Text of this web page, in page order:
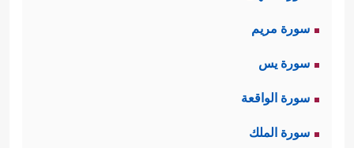
سورة مريم
سورة يس
سورة الواقعة
سورة الملك